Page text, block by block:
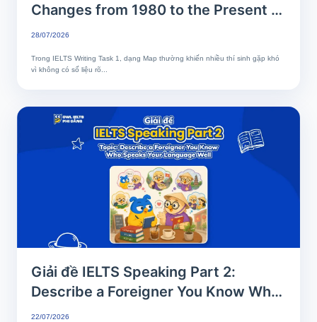
Changes from 1980 to the Present |
Phân tích chi tiết & Bài mẫu band 8+
28/07/2026
Trong IELTS Writing Task 1, dạng Map thường khiến nhiều thí sinh gặp khó
vì không có số liệu rõ...
Giải đề IELTS Speaking Part 2:
Describe a Foreigner You Know Who
Speaks Your Language Well
22/07/2026